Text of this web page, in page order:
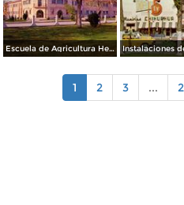
Escuela de Agricultura Hermanos Escobar
1 2 3 ...